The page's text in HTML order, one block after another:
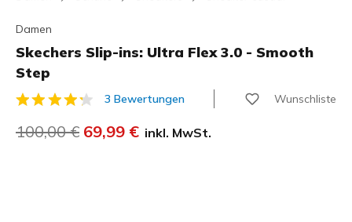
Damen
Skechers Slip-ins: Ultra Flex 3.0 - Smooth
Step
3,9 von 5 Kundenbewertungen
3 Bewertungen Wunschliste
Reduziert von
100,00 € auf
69,99 € inkl. MwSt.